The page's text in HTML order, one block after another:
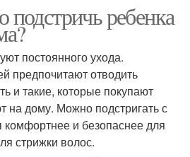
подстричь ребенка
постоянного ухода.
предпочитают отводить
и такие, которые покупают
на дому. Можно подстригать с
и безопаснее для
стрижки волос.